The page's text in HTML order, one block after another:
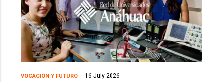
VOCACIÓN Y FUTURO 16 July 2026